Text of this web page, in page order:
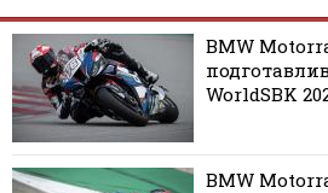
BMW
WorldSBK
BMW